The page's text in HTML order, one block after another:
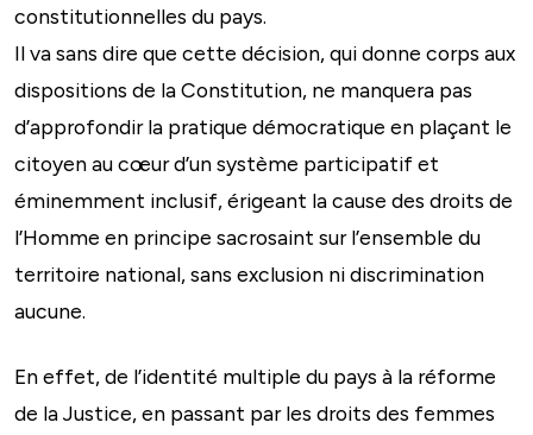
constitutionnelles du pays.
Il va sans dire que cette décision, qui donne corps aux
dispositions de la Constitution, ne manquera pas
d’approfondir la pratique démocratique en plaçant le
citoyen au cœur d’un système participatif et
éminemment inclusif, érigeant la cause des droits de
l’Homme en principe sacrosaint sur l’ensemble du
territoire national, sans exclusion ni discrimination
aucune.
En effet, de l’identité multiple du pays à la réforme
de la Justice, en passant par les droits des femmes